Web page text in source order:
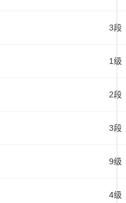
3段
1级
2段
3段
9级
4级